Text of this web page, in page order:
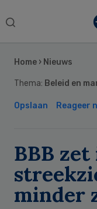
Search
Home › Nieuws
Thema: Beleid en
Opslaan Reageer
BBB
minder
Sidebar